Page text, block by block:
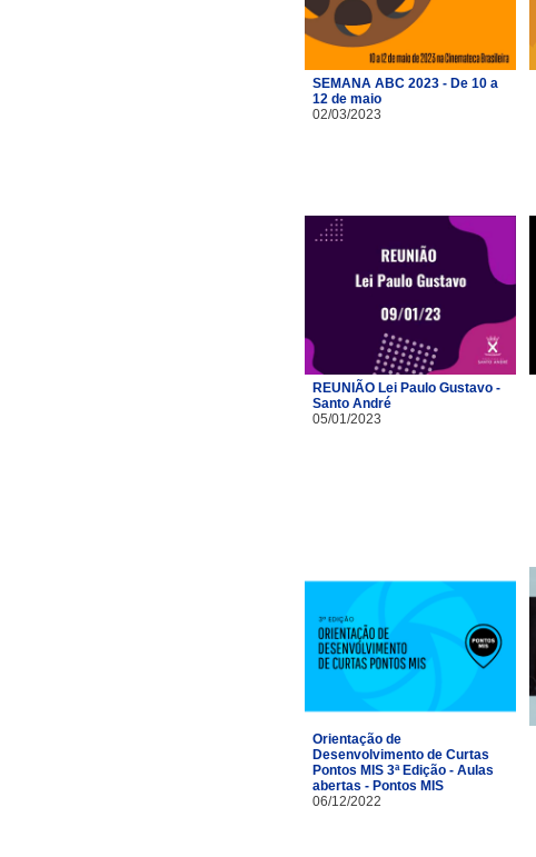
SEMANA ABC 2023 - De 10 a
12 de maio
02/03/2023
REUNIÃO Lei Paulo Gustavo -
Santo André
05/01/2023
Orientação de
Desenvolvimento de Curtas
Pontos MIS 3ª Edição - Aulas
abertas - Pontos MIS
06/12/2022